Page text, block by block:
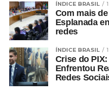
ÍNDICE BRASIL
Com mais
Esplanada
redes
ÍNDICE BRASIL
Crise do
Enfrentou
Redes